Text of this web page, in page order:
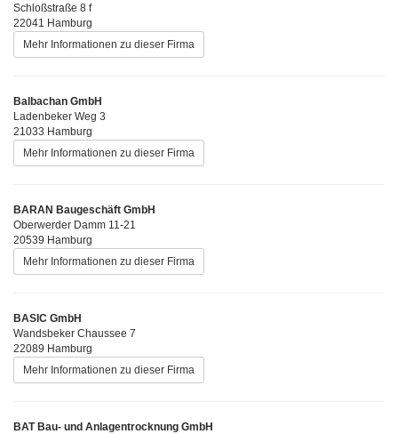
Schloßstraße 8 f
22041 Hamburg
Mehr Informationen zu dieser Firma
Balbachan GmbH
Ladenbeker Weg 3
21033 Hamburg
Mehr Informationen zu dieser Firma
BARAN Baugeschäft GmbH
Oberwerder Damm 11-21
20539 Hamburg
Mehr Informationen zu dieser Firma
BASIC GmbH
Wandsbeker Chaussee 7
22089 Hamburg
Mehr Informationen zu dieser Firma
BAT Bau- und Anlagentrocknung GmbH